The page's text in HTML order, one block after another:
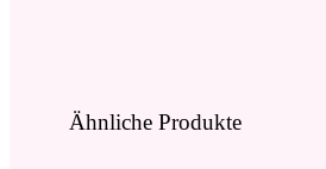
Ähnliche Produkte